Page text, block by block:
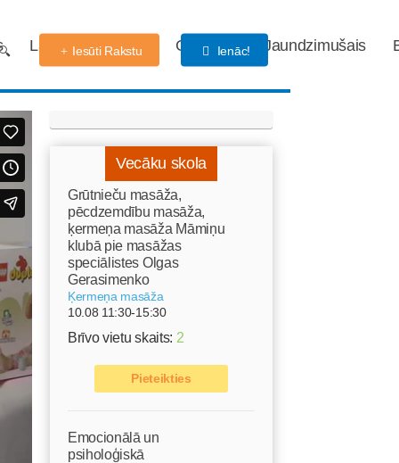
Labdarības fonds Gaidības Jaundzimušais
Iesūti Rakstu Ienāc!
Vecāku skola
Grūtnieču masāža,
pēcdzemdību masāža,
ķermeņa masāža Māmiņu
klubā pie masāžas
speciālistes Olgas
Gerasimenko
Ķermeņa masāža
10.08 11:30-15:30
Brīvo vietu skaits: 2
Pieteikties
Emocionālā un
psiholoģiskā